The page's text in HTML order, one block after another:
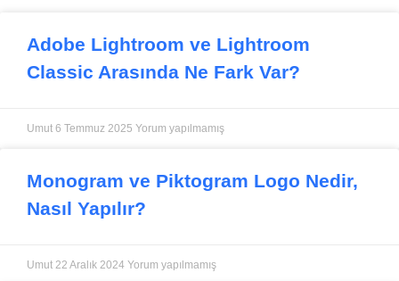
Adobe Lightroom ve Lightroom
Classic Arasında Ne Fark Var?
Umut 6 Temmuz 2025 Yorum yapılmamış
Monogram ve Piktogram Logo Nedir,
Nasıl Yapılır?
Umut 22 Aralık 2024 Yorum yapılmamış